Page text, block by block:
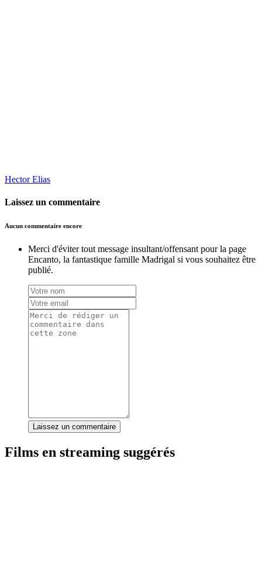
Hector Elias
Laissez un commentaire
Aucun commentaire encore
Merci d'éviter tout message insultant/offensant pour la page
Encanto, la fantastique famille Madrigal si vous souhaitez être
publié.
Laissez un commentaire
Films en streaming suggérés